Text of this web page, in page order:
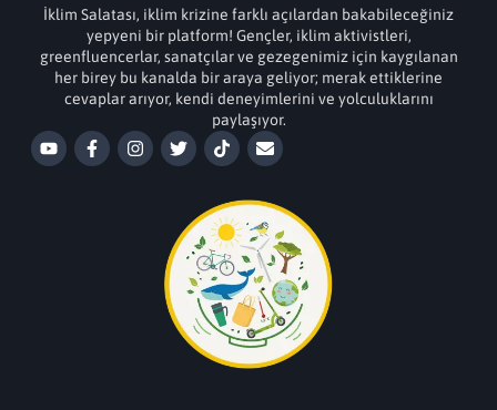
İklim Salatası, iklim krizine farklı açılardan bakabileceğiniz
yepyeni bir platform! Gençler, iklim aktivistleri,
greenfluencerlar, sanatçılar ve gezegenimiz için kaygılanan
her birey bu kanalda bir araya geliyor; merak ettiklerine
cevaplar arıyor, kendi deneyimlerini ve yolculuklarını
paylaşıyor.